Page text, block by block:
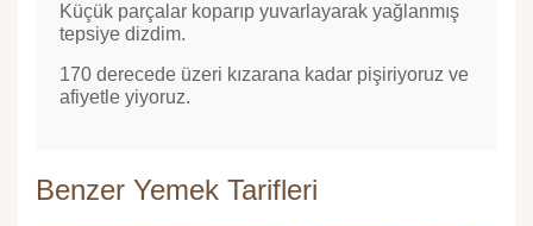
Küçük parçalar koparıp yuvarlayarak yağlanmış
tepsiye dizdim.
170 derecede üzeri kızarana kadar pişiriyoruz ve
afiyetle yiyoruz.
Benzer Yemek Tarifleri